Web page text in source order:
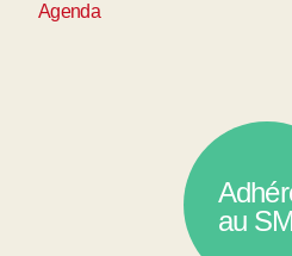
Agenda
au